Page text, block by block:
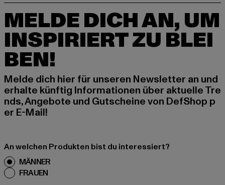
MELDE DICH AN, UM
INSPIRIERT ZU BLEI
BEN!
Melde dich hier für unseren Newsletter an und
erhalte künftig Informationen über aktuelle Tre
nds, Angebote und Gutscheine von DefShop p
er E-Mail!
An welchen Produkten bist du interessiert?
MÄNNER
FRAUEN